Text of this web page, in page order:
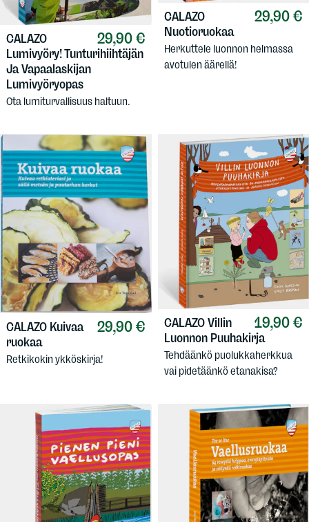
29,90 €
CALAZO
Lumivyöry! Tunturihiihtäjän
Ja Vapaalaskijan
Lumivyöryopas
Ota lumiturvallisuus haltuun.
29,90 €
CALAZO
Nuotioruokaa
Herkuttele luonnon helmassa
avotulen äärellä!
29,90 €
CALAZO Kuivaa
ruokaa
Retkikokin ykköskirja!
19,90 €
CALAZOVillin
Luonnon Puuhakirja
Tehdäänkö puolukkaherkkua
vai pidetäänkö etanakisa?